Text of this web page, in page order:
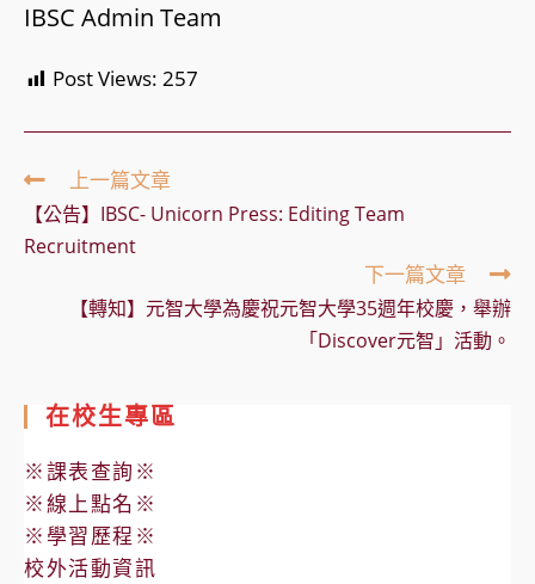
IBSC Admin Team
Post Views: 257
Read
more
articles
上一篇文章
【公告】IBSC- Unicorn Press: Editing Team
Recruitment
下一篇文章
【轉知】元智大學為慶祝元智大學35週年校慶，舉辦
「Discover元智」活動。
在校生專區
※課表查詢※
※線上點名※
※學習歷程※
校外活動資訊